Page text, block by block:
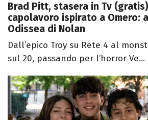
Brad Pitt, stasera in Tv
capolavoro ispirato a Omero:
Odissea di Nolan
Dall’epico Troy su Rete 4 al
sul 20, passando per l’horror Ve...